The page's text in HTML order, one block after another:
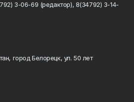
3-06-69 (редактор), 8(34792) 3-14-
город Белорецк, ул. 50 лет